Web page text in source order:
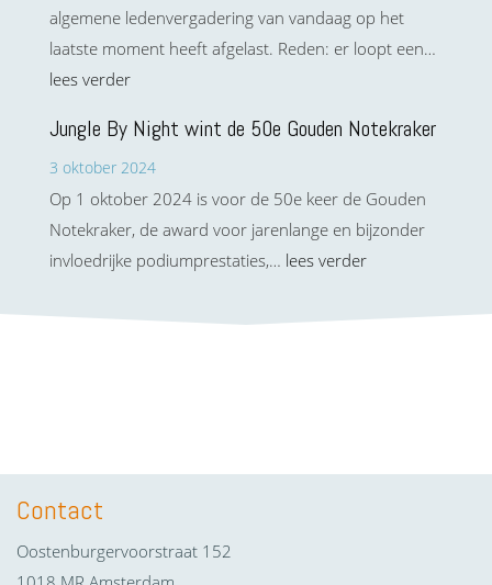
algemene ledenvergadering van vandaag op het
laatste moment heeft afgelast. Reden: er loopt een…
lees verder
Jungle By Night wint de 50e Gouden Notekraker
3 oktober 2024
Op 1 oktober 2024 is voor de 50e keer de Gouden
Notekraker, de award voor jarenlange en bijzonder
invloedrijke podiumprestaties,… lees verder
Contact
Oostenburgervoorstraat 152